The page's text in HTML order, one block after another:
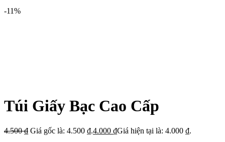
-11%
Túi Giấy Bạc Cao Cấp
4.500₫ Giá gốc là: 4.500 ₫.4.000 ₫Giá hiện tại là: 4.000 ₫.